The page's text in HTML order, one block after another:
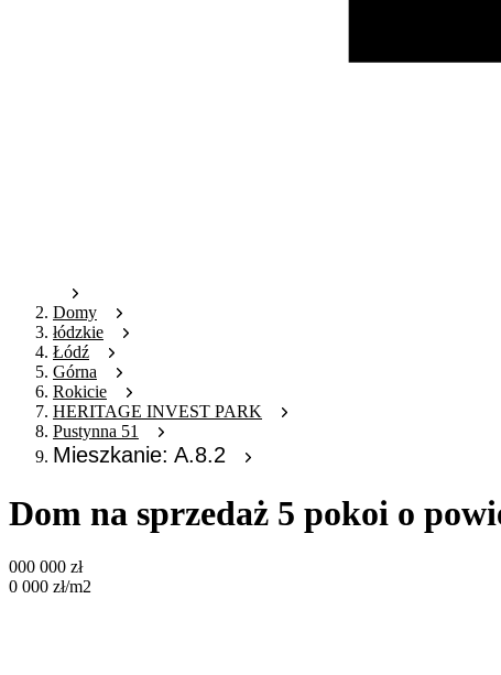
Domy
łódzkie
Łódź
Górna
Rokicie
HERITAGE INVEST PARK
Pustynna 51
Mieszkanie: A.8.2
Dom na sprzedaż 5 pokoi o
000 000 zł
0 000 zł/m2